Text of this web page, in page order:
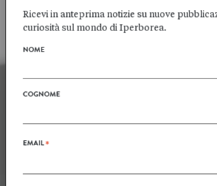
SCHEDA AUTORE→
Ricevi in anteprima notizie su nuove
curiosità sul mondo di Iperborea.
NOME
COGNOME
EMAIL*